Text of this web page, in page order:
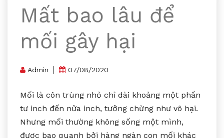
Mất bao lâu để
mối gây hại
Admin 07/08/2020
Mối là côn trùng nhỏ chỉ dài khoảng một phần
tư inch đến nửa inch, tưởng chừng như vô hại.
Nhưng mối thường không sống một mình,
được bao quanh bởi hàng ngàn con mối khác